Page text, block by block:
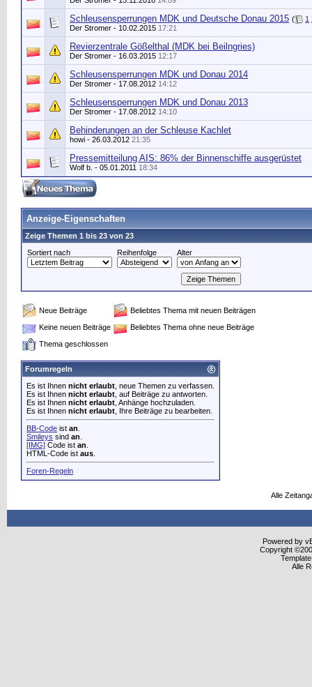
Schleusensperrungen MDK und Deutsche Donau 2015 ( 1
Der Stromer - 10.02.2015 17:21
Revierzentrale Gößelthal (MDK bei Beilngries)
Der Stromer - 16.03.2015 12:17
Schleusensperrungen MDK und Donau 2014
Der Stromer - 17.08.2012 14:12
Schleusensperrungen MDK und Donau 2013
Der Stromer - 17.08.2012 14:10
Behinderungen an der Schleuse Kachlet
howi - 26.03.2012 21:35
Pressemitteilung AIS: 86% der Binnenschiffe ausgerüstet
Wolf b. - 05.01.2011 18:34
Anzeige-Eigenschaften
Zeige Themen 1 bis 23 von 23
Sortiert nach
Reihenfolge Alter
Neue Beiträge
Beliebtes Thema mit neuen Beiträgen
Keine neuen Beiträge
Beliebtes Thema ohne neue Beiträge
Thema geschlossen
Forumregeln
Es ist Ihnen nicht erlaubt , neue Themen zu verfassen.
Es ist Ihnen nicht erlaubt , auf Beiträge zu antworten.
Es ist Ihnen nicht erlaubt , Anhänge hochzuladen.
Es ist Ihnen nicht erlaubt , Ihre Beiträge zu bearbeiten.
BB-Code ist an
Smileys sind an
[IMG] Code ist an
HTML-Code ist aus
Foren-Regeln
Alle
Powered by
Copyright
Alle